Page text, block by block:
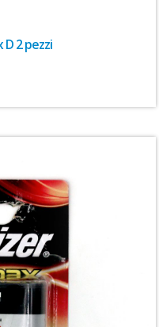
D 2 pezzi